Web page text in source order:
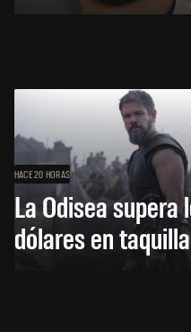
HACE 20 HORAS
La Odisea
dólares en